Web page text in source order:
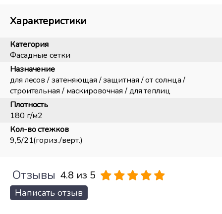
Характеристики
Категория
Фасадные сетки
Назначение
для лесов / затеняющая / защитная / от солнца /
строительная / маскировочная / для теплиц
Плотность
180 г/м2
Кол-во стежков
9,5/21(гориз./верт.)
Отзывы 4.8 из 5
Написать отзыв